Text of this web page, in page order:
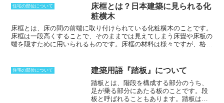
住宅の部位について
床框とは？日本建築に見られる化
粧横木
床框とは、床の間の前端に取り付けられている化粧横木のことです。
床框は一段高くすることで、そのままでは見えてしまう床畳や床板の
端を隠すために用いられる ものです。床框の材料は様々ですが、格式
りこだわらない数寄屋造りの場合には、杉磨き丸太や竹が使われるこ
ともあります。床框の一般的な木取りとしては、
上場に柾目、見付け
が板目になるように木取りすることが基本となっており、面皮框は樹
皮をそのまま残しているのも特徴です。
住宅の部位について 建築用語『踏板』について
踏板とは、階段を構成する部分のうち、
足が乗る部分にあたる板のことです。段
板と呼ばれることもあります。踏板は、